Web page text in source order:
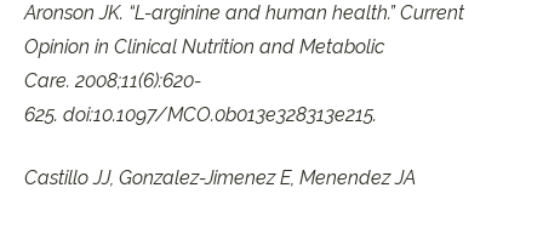
Aronson JK. “L-arginine and human health.” Current
Opinion in Clinical Nutrition and Metabolic
Care. 2008;11(6):620-
625. doi:10.1097/MCO.0b013e328313e215.
Castillo JJ, Gonzalez-Jimenez E, Menendez JA